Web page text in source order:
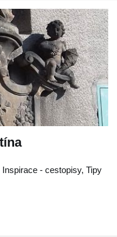
- cestopisy, Tipy